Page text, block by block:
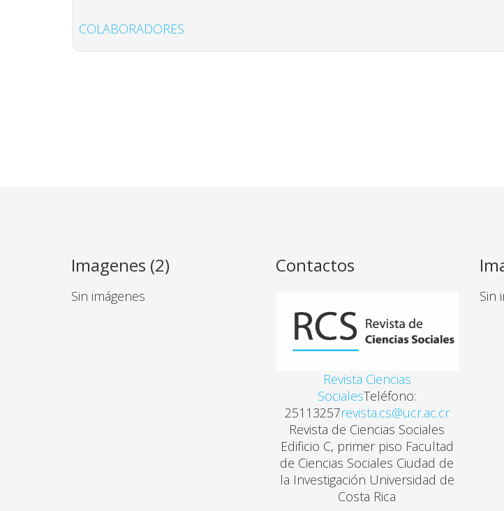
COLABORADORES
Imagenes (2)
Sin imágenes
Contactos
Revista Ciencias
SocialesTeléfono:
25113257revista.cs@ucr.ac.cr
Revista de Ciencias Sociales
Edificio C, primer piso Facultad
de Ciencias Sociales Ciudad de
la Investigación Universidad de
Costa Rica
Sin